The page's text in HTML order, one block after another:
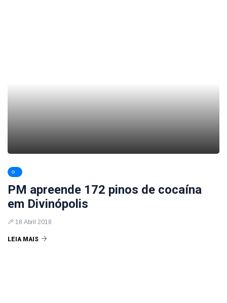
PM apreende 172 pinos de cocaína
em Divinópolis
18 Abril 2018
LEIA MAIS